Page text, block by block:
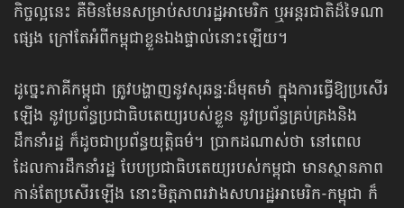
កិច្ចល្អនេះ គឺមិនមែន​​សម្រាប់​សហរដ្ឋអាមេរិក ឬអន្តរជាតិ​ដ៏ទៃណា
ផ្សេង ក្រៅតែអំពីកម្ពុជា​ខ្លួនឯងផ្ទាល់នោះឡើយ។
ដូច្នេះភាគីកម្ពុជា ត្រូវបង្ហាញនូវសុឆន្ទៈដ៏មុតមាំ ក្នុងការធ្វើឱ្យប្រសើរ
ឡើង នូវប្រព័ន្ធប្រជាធិបតេយ្យរបស់ខ្លួន នូវប្រព័ន្ធ​គ្រប់គ្រង​និង
ដឹកនាំរដ្ឋ ក៏ដូចជាប្រព័ន្ធយុត្តិធម៌។ ប្រាកដណាស់ថា នៅពេល
ដែលការដឹកនាំរដ្ឋ បែបប្រជាធិបតេយ្យ​របស់​កម្ពុជា មាន​ស្ថានភាព
កាន់តែប្រសើរឡើង នោះមិត្តភាពរវាងសហរដ្ឋអាមេរិក-កម្ពុជា ក៏